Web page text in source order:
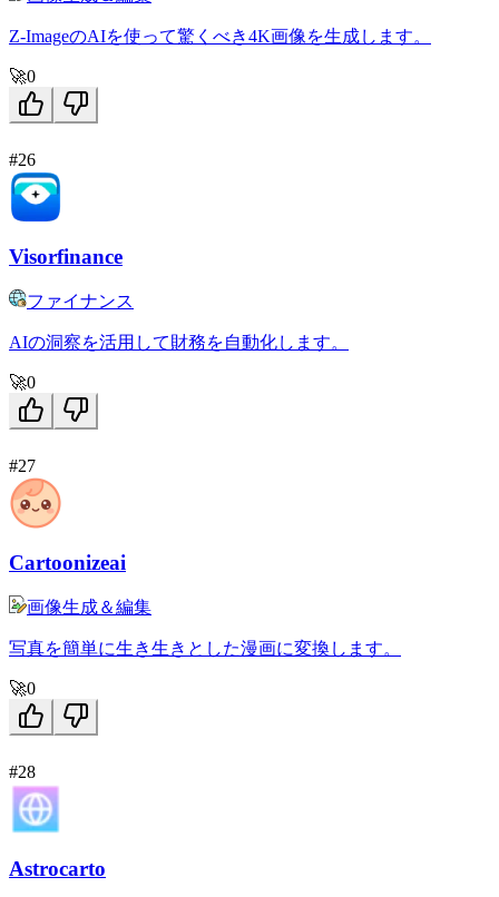
Z-ImageのAIを使って驚くべき4K画像を生成します。
🚀0
#26
Visorfinance
ファイナンス
AIの洞察を活用して財務を自動化します。
🚀0
#27
Cartoonizeai
画像生成＆編集
写真を簡単に生き生きとした漫画に変換します。
🚀0
#28
Astrocarto